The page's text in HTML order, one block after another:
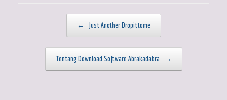
← Just Another Dropittome
Tentang Download Software Abrakadabra →